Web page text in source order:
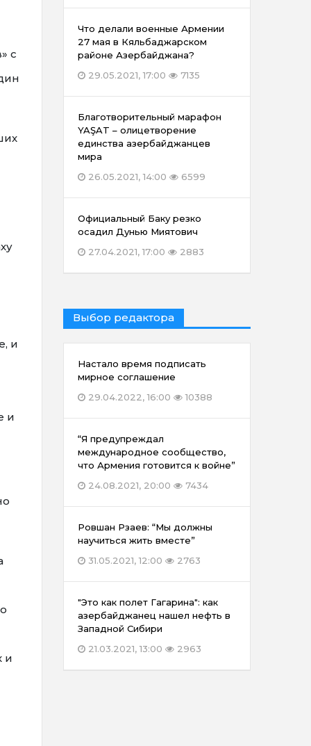
с
и
и
и
Что делали военные Армении
27 мая в Кяльбаджарском
районе Азербайджана?
29.05.2021, 17:00
7135
Благотворительный марафон
YAŞAT – олицетворение
единства азербайджанцев
мира
26.05.2021, 14:00
6599
Официальный Баку резко
осадил Дунью Миятович
27.04.2021, 17:00
2883
Выбор редактора
Настало время подписать
мирное соглашение
29.04.2022, 16:00
10388
“Я предупреждал
международное сообщество,
что Армения готовится к войне”
24.08.2021, 20:00
7434
Ровшан Рзаев: “Мы должны
научиться жить вместе”
31.05.2021, 12:00
2763
"Это как полет Гагарина": как
азербайджанец нашел нефть в
Западной Сибири
21.03.2021, 13:00
2963